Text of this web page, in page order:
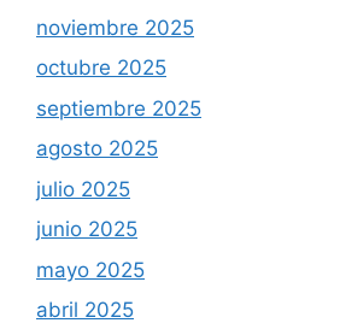
noviembre 2025
octubre 2025
septiembre 2025
agosto 2025
julio 2025
junio 2025
mayo 2025
abril 2025